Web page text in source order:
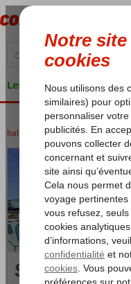
Les garanties de vacances
Italie Sicile Sicile Siracusa
Siracusa